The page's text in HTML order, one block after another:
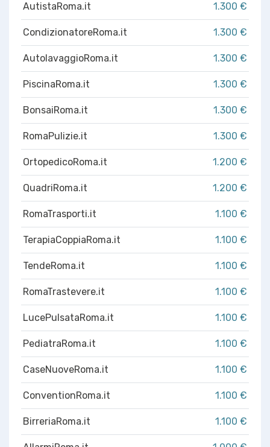
AutistaRoma.it 1.300 €
CondizionatoreRoma.it 1.300 €
AutolavaggioRoma.it 1.300 €
PiscinaRoma.it 1.300 €
BonsaiRoma.it 1.300 €
RomaPulizie.it 1.300 €
OrtopedicoRoma.it 1.200 €
QuadriRoma.it 1.200 €
RomaTrasporti.it 1.100 €
TerapiaCoppiaRoma.it 1.100 €
TendeRoma.it 1.100 €
RomaTrastevere.it 1.100 €
LucePulsataRoma.it 1.100 €
PediatraRoma.it 1.100 €
CaseNuoveRoma.it 1.100 €
ConventionRoma.it 1.100 €
BirreriaRoma.it 1.100 €